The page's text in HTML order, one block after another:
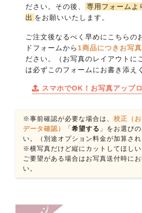
ださい。その後、
専用フォームよ
出 をお願いいたします。
ご注文後なるべく早めにこちらの
ドフォームから 1商品につきお写
ださい。（お写真のレイアウトに
は必ずこのフォームにお書き添え
スマホでOK！お写真アップ
※事前確認が必要な場合は、校正（
データ確認）
「希望する 」をお選び
い。（別途オプション料金が加算され
※横写真だけど縦にカットしてほし
ご要望がある場合はお写真送付時に
い。